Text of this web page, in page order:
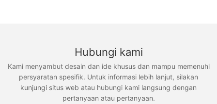
Hubungi kami
Kami menyambut desain dan ide khusus dan mampu memenuhi
persyaratan spesifik. Untuk informasi lebih lanjut, silakan
kunjungi situs web atau hubungi kami langsung dengan
pertanyaan atau pertanyaan.